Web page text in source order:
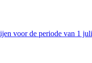
voor de periode van 1